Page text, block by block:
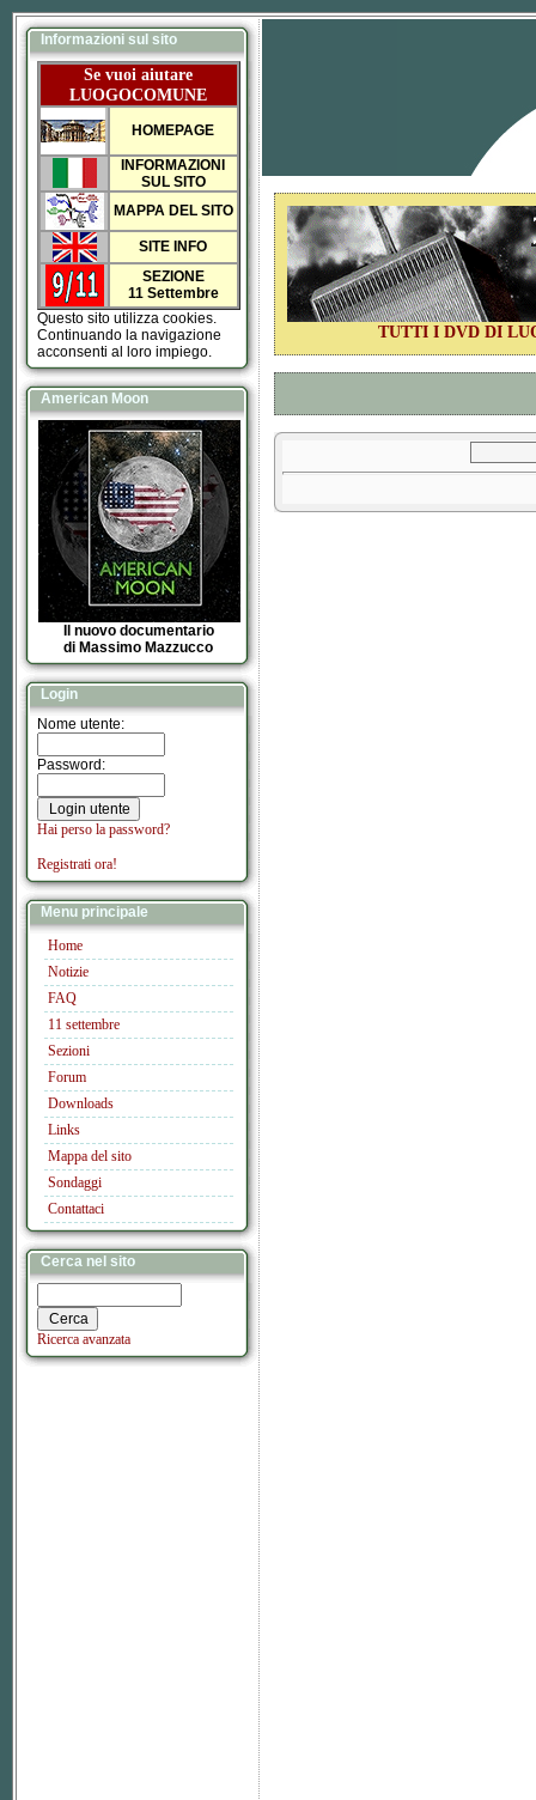
Informazioni sul sito
Se vuoi aiutare
LUOGOCOMUNE
HOMEPAGE
INFORMAZIONI
SUL SITO
MAPPA DEL SITO
SITE INFO
SEZIONE
11 Settembre
Questo sito utilizza cookies.
Continuando la navigazione
acconsenti al loro impiego.
American Moon
Il nuovo documentario
di Massimo Mazzucco
Login
Nome utente:
Password:
Hai perso la password?
Registrati ora!
Menu principale
Home
Notizie
FAQ
11 settembre
Sezioni
Forum
Downloads
Links
Mappa del sito
Sondaggi
Contattaci
Cerca nel sito
Ricerca avanzata
TUTTI I DVD DI